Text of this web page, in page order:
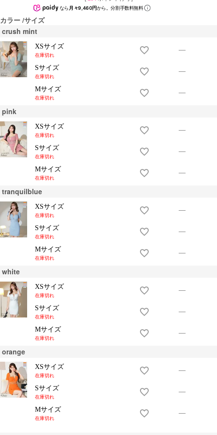
なら 月々9,460円から。分割手数料無料
カラー サイズ
crush mint
XSサイズ
在庫切れ
—
Sサイズ
在庫切れ
—
Mサイズ
在庫切れ
—
pink
XSサイズ
在庫切れ
—
Sサイズ
在庫切れ
—
Mサイズ
在庫切れ
—
tranquilblue
XSサイズ
在庫切れ
—
Sサイズ
在庫切れ
—
Mサイズ
在庫切れ
—
white
XSサイズ
在庫切れ
—
Sサイズ
在庫切れ
—
Mサイズ
在庫切れ
—
orange
XSサイズ
在庫切れ
—
Sサイズ
在庫切れ
—
Mサイズ
在庫切れ
—